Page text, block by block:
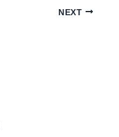
NEXT